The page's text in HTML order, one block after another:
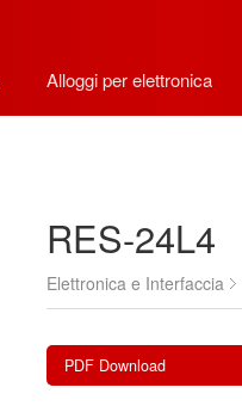
Alloggi per elettronica
RES-24L4
Elettronica e Interfaccia
PDF Download